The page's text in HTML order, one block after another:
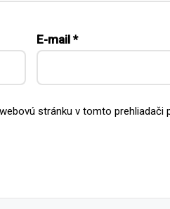
E-mail *
stránku v tomto prehliadači